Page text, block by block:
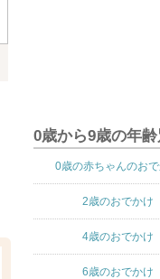
0歳から9歳の年
0歳の赤ちゃんのお
2歳のおでかけ
4歳のおでかけ
6歳のおでかけ